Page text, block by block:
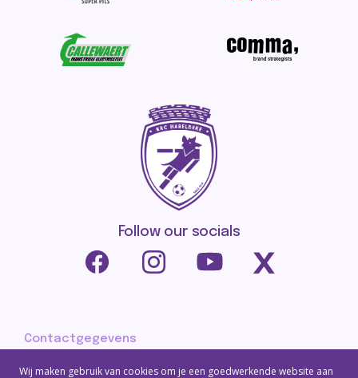
Follow our socials
Contactgegevens
Wij maken gebruik van cookies om je een goedwerkende website aan